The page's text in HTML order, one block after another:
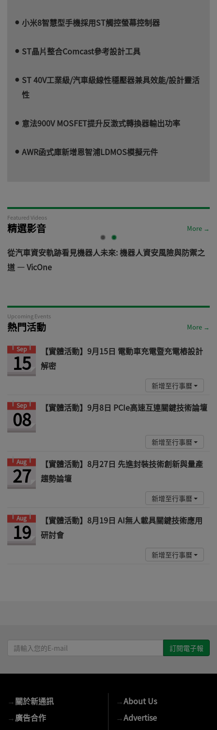
小米8智慧型手機採用ST觸控螢幕控制器
ST晶片整合Comcast參考設計工具
ST 40V工業級/汽車級線性穩壓器兼具效能/設計靈活
性
意法900V MOSFET提升反激式轉換器輸出功率
AWR函式庫新增恩智浦LDMOS模擬元件
Featured Videos
精選影音 More →
從汽車資安軌跡看見機器人未來: 機器人資安風險與防禦之
道 — VicOne
Upcoming Events
熱門活動 More →
Sep
15
【實體活動】9月15日 電動車充電暨充電樁設計
解密
新增至行事曆
Sep
08 【實體活動】9月8日 PCIe高速互連關鍵技術論壇
新增至行事曆
Aug
27
【實體活動】8月27日 先進封裝技術創新與量產
趨勢論壇
新增至行事曆
Aug
19
【實體活動】8月19日 AI無人載具關鍵技術應用
研討會
新增至行事曆
請
輸
E-
mail
→關於新通訊
→廣告合作
→About Us
→Advertise